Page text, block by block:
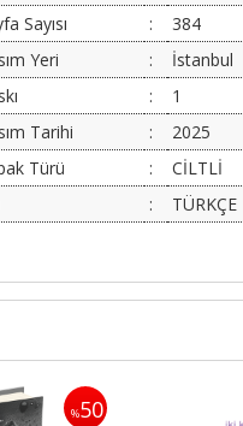
Sayısı
:
384
Yeri
:
İstanbul
:
1
Tarihi
:
2025
Türü
:
CİLTLİ
: TÜRKÇE
%50